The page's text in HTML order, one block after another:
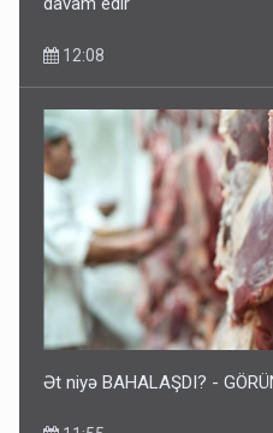
12:08
Ət niyə BAHALAŞDI? -